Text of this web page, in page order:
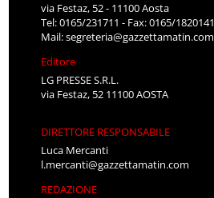
via Festaz, 52 - 11100 Aosta
Tel: 0165/231711 - Fax: 0165/1820141
Mail:segreteria@gazzettamatin.com
Editore
LG PRESSE S.R.L.
via Festaz, 52 11100 AOSTA
DIRETTORE RESPONSABILE
Luca Mercanti
l.mercanti@gazzettamatin.com
REDAZIONE